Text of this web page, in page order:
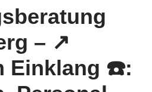
– ↗️
Einklang ☎️: